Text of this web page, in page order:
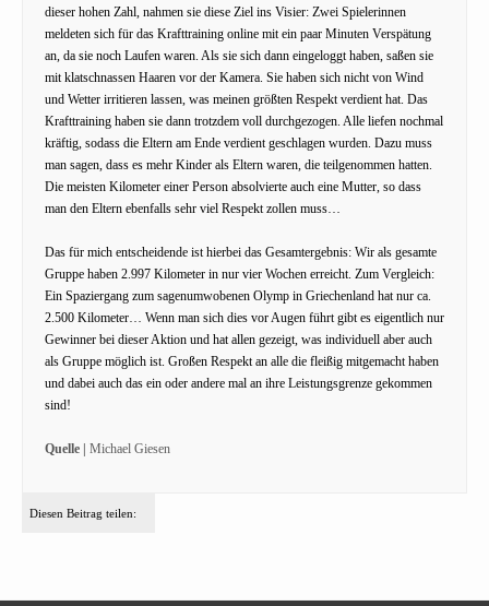
dieser hohen Zahl, nahmen sie diese Ziel ins Visier: Zwei Spielerinnen
meldeten sich für das Krafttraining online mit ein paar Minuten Verspätung
an, da sie noch Laufen waren. Als sie sich dann eingeloggt haben, saßen sie
mit klatschnassen Haaren vor der Kamera. Sie haben sich nicht von Wind
und Wetter irritieren lassen, was meinen größten Respekt verdient hat. Das
Krafttraining haben sie dann trotzdem voll durchgezogen. Alle liefen nochmal
kräftig, sodass die Eltern am Ende verdient geschlagen wurden. Dazu muss
man sagen, dass es mehr Kinder als Eltern waren, die teilgenommen hatten.
Die meisten Kilometer einer Person absolvierte auch eine Mutter, so dass
man den Eltern ebenfalls sehr viel Respekt zollen muss…
Das für mich entscheidende ist hierbei das Gesamtergebnis: Wir als gesamte
Gruppe haben 2.997 Kilometer in nur vier Wochen erreicht. Zum Vergleich:
Ein Spaziergang zum sagenumwobenen Olymp in Griechenland hat nur ca.
2.500 Kilometer… Wenn man sich dies vor Augen führt gibt es eigentlich nur
Gewinner bei dieser Aktion und hat allen gezeigt, was individuell aber auch
als Gruppe möglich ist. Großen Respekt an alle die fleißig mitgemacht haben
und dabei auch das ein oder andere mal an ihre Leistungsgrenze gekommen
sind!
Quelle | Michael Giesen
Diesen Beitrag teilen: